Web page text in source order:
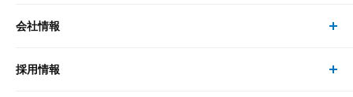
大和総研の強み
現在受付中のセミナー・イベント
サステナビリティの取り組み
次世代社会への貢献
会社情報
会社情報 トップ
採用情報